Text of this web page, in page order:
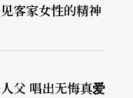
客家女性的精神
父 唱出无悔真爱